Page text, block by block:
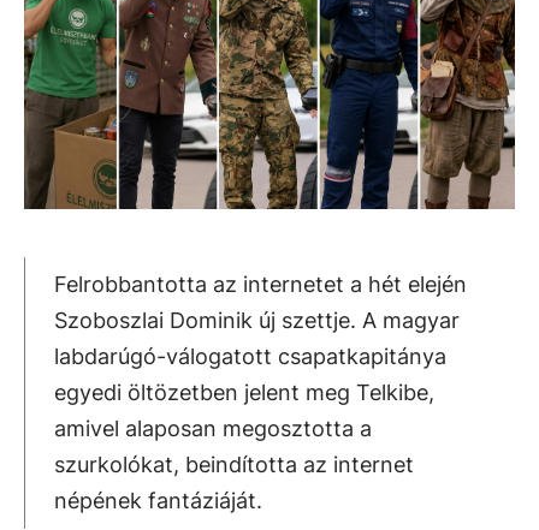
Felrobbantotta az internetet a hét elején
Szoboszlai Dominik új szettje. A magyar
labdarúgó-válogatott csapatkapitánya
egyedi öltözetben jelent meg Telkibe,
amivel alaposan megosztotta a
szurkolókat, beindította az internet
népének fantáziáját.